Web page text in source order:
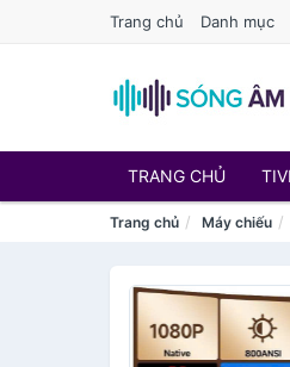
Trang chủ Danh mục
TRANG CHỦ TIVI
Trang chủ Máy chiếu